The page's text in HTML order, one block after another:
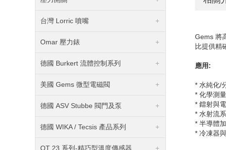
台灣 Lorric 噴嘴
Omar 壓力錶
德國 Burkert 流體控制系列
美國 Gems 微型電磁閥
德國 ASV Stubbe 閥門及泵
德國 WIKA / Tecsis 產品系列
OT 23 系列-精巧型溫度傳感器
Gems 將
比提供精
應用:
* 水純化/
* 化學測
* 鐳射與
* 水射流
* 半導體
* 冷凍器